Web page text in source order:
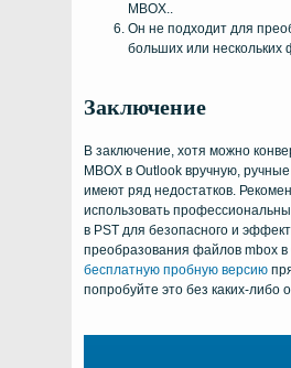
MBOX..
Он не подходит для
больших или нескольких
Заключение
В заключение, хотя можно
MBOX в Outlook вручную,
имеют ряд недостатков.
использовать
в PST для безопасного и
преобразования файлов mbox в
бесплатную пробную версию
попробуйте это без каких-либо